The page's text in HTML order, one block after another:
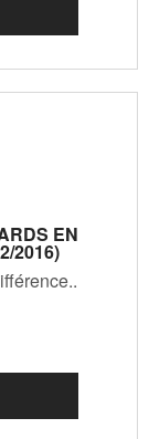
EN
2016)